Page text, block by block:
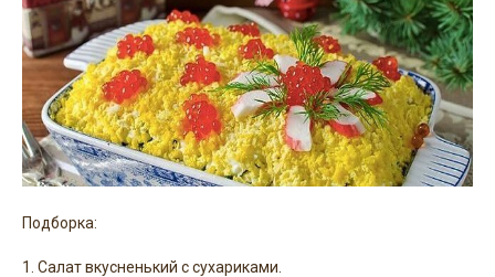
Подборка:
1. Салат вкусненький с сухариками.